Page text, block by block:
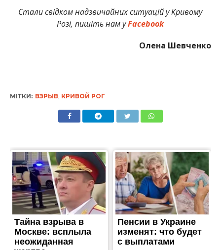
Стали свідком надзвичайних ситуацій у Кривому
Розі, пишіть нам уFacebook
Олена Шевченко
МІТКИ: ВЗРЫВ КРИВОЙ РОГ